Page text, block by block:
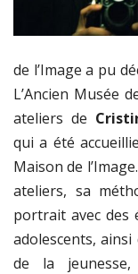
de l’Image a pu
L’Ancien Musée
ateliers de
qui a été
Maison de
ateliers, sa
portrait avec des
adolescents, ainsi
de la